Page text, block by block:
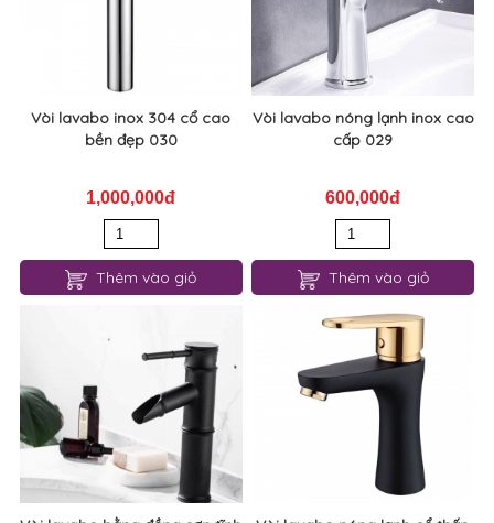
Vòi lavabo inox 304 cổ cao
bền đẹp 030
1,000,000đ
Thêm vào giỏ
Vòi lavabo nóng lạnh inox cao
cấp 029
600,000đ
Thêm vào giỏ